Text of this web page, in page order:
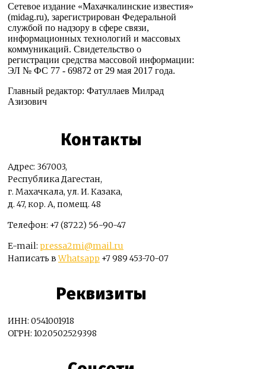
Сетевое издание «Махачкалинские известия»
(midag.ru), зарегистрирован Федеральной
службой по надзору в сфере связи,
информационных технологий и массовых
коммуникаций. Свидетельство о
регистрации средства массовой информации:
ЭЛ № ФС 77 - 69872 от 29 мая 2017 года.
Главный редактор: Фатуллаев Милрад
Азизович
Контакты
Адрес: 367003,
Республика Дагестан,
г. Махачкала, ул. И. Казака,
д. 47, кор. А, помещ. 48
Телефон: +7 (8722) 56-90-47
E-mail: pressa2mi@mail.ru
Написать вWhatsapp +7 989 453-70-07
Реквизиты
ИНН: 0541001918
ОГРН: 1020502529398